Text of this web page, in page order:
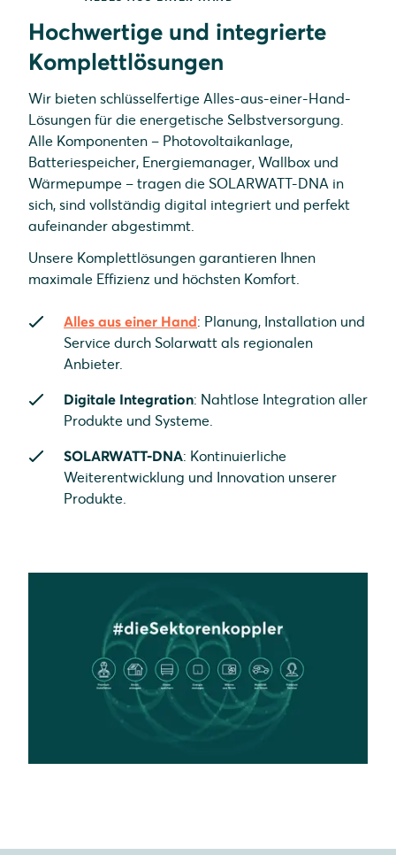
Hochwertige und integrierte
Komplettlösungen
Wir bieten schlüsselfertige Alles-aus-einer-Hand-
Lösungen für die energetische Selbstversorgung.
Alle Komponenten – Photovoltaikanlage,
Batteriespeicher, Energiemanager, Wallbox und
Wärmepumpe – tragen die SOLARWATT-DNA in
sich, sind vollständig digital integriert und perfekt
aufeinander abgestimmt.
Unsere Komplettlösungen garantieren Ihnen
maximale Effizienz und höchsten Komfort.
Alles aus einer Hand: Planung, Installation und
Service durch Solarwatt als regionalen
Anbieter.
Digitale Integration: Nahtlose Integration aller
Produkte und Systeme.
SOLARWATT-DNA: Kontinuierliche
Weiterentwicklung und Innovation unserer
Produkte.